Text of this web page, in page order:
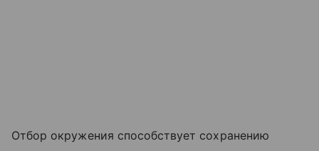
Отбор окружения способствует сохранению